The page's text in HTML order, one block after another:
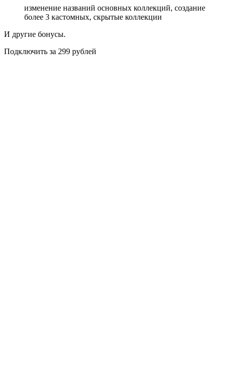
изменение названий основных коллекций, создание
более 3 кастомных, скрытые коллекции
И другие бонусы.
Подключить за 299 рублей